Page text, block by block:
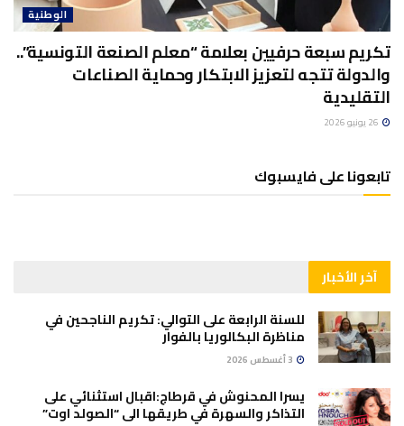
الوطنية
تكريم سبعة حرفيين بعلامة “معلم الصنعة التونسية”..
والدولة تتجه لتعزيز الابتكار وحماية الصناعات
التقليدية
تابعونا على فايسبوك
آخر الأخبار
للسنة الرابعة على التوالي: تكريم الناجحين في
مناظرة البكالوريا بالفوار
يسرا المحنوش في قرطاج:اقبال استثنائي على
التذاكر والسهرة في طريقها الى “الصولد اوت”